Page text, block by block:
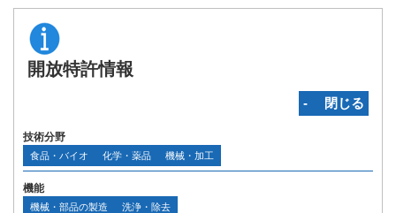
開放特許情報
‐ 閉じる
技術分野
食品・バイオ 化学・薬品 機械・加工
機能
機械・部品の製造 洗浄・除去